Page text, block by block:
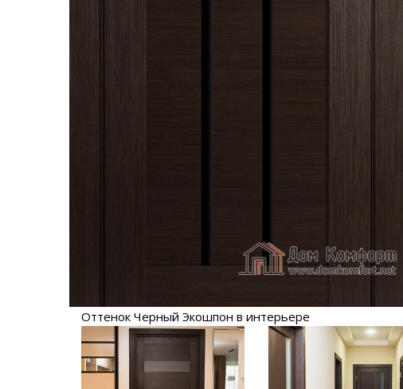
Оттенок Черный Экошпон в интерьере